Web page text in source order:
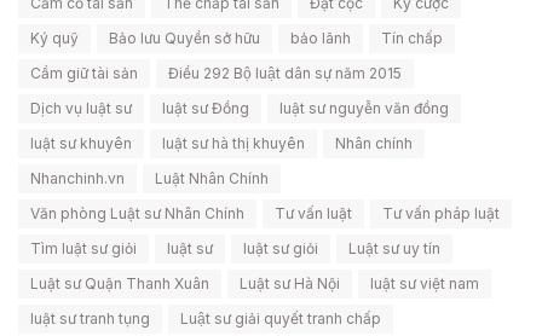
Ký quỹ
Bảo lưu Quyền sở hữu bảo lãnh
Tín chấp
Cầm giữ tài sản
Điều 292 Bộ luật dân sự năm 2015
Dịch vụ luật sư
luật sư Đồng
luật sư nguyễn văn đồng
luật sư khuyên
luật sư hà thị khuyên
Nhân chính
Nhanchinh.vn
Luật Nhân Chính
Văn phòng Luật sư Nhân Chính
Tư vấn luật
Tư vấn pháp luật
Tìm luật sư giỏi
luật sư luật sư giỏi
Luật sư uy tín
Luật sư Quận Thanh Xuân
Luật sư Hà Nội
luật sư việt nam
luật sư tranh tụng
Luật sư giải quyết tranh chấp